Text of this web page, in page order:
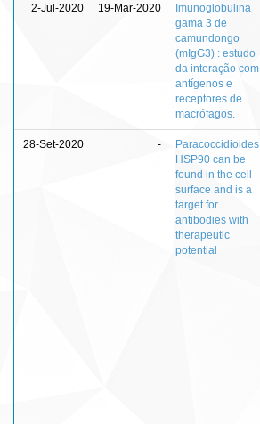
2-Jul-2020 19-Mar-2020
Imunoglobulina
gama 3 de
camundongo
(mIgG3) : estudo
da interação com
antígenos e
receptores de
macrófagos.
28-Set-2020 -
Paracoccidioides
HSP90 can be
found in the cell
surface and is a
target for
antibodies with
therapeutic
potential